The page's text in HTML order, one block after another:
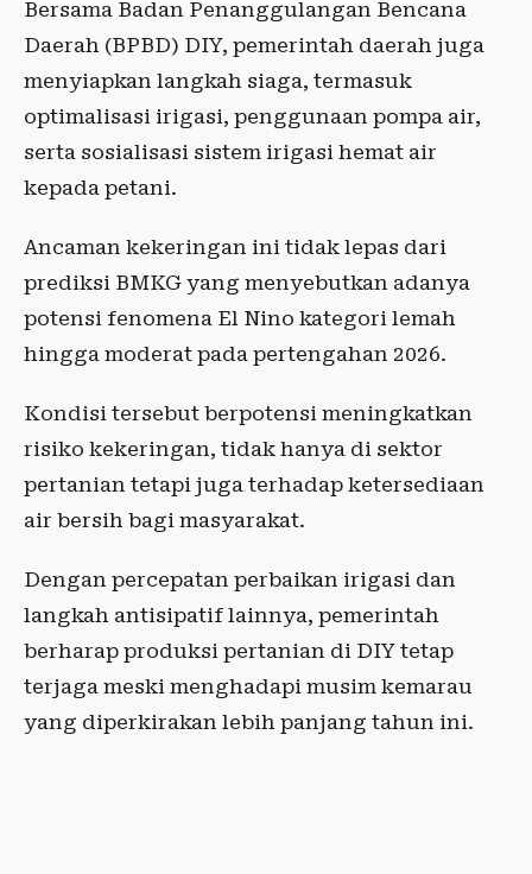
Bersama Badan Penanggulangan Bencana
Daerah (BPBD) DIY, pemerintah daerah juga
menyiapkan langkah siaga, termasuk
optimalisasi irigasi, penggunaan pompa air,
serta sosialisasi sistem irigasi hemat air
kepada petani.
Ancaman kekeringan ini tidak lepas dari
prediksi BMKG yang menyebutkan adanya
potensi fenomena El Nino kategori lemah
hingga moderat pada pertengahan 2026.
Kondisi tersebut berpotensi meningkatkan
risiko kekeringan, tidak hanya di sektor
pertanian tetapi juga terhadap ketersediaan
air bersih bagi masyarakat.
Dengan percepatan perbaikan irigasi dan
langkah antisipatif lainnya, pemerintah
berharap produksi pertanian di DIY tetap
terjaga meski menghadapi musim kemarau
yang diperkirakan lebih panjang tahun ini.